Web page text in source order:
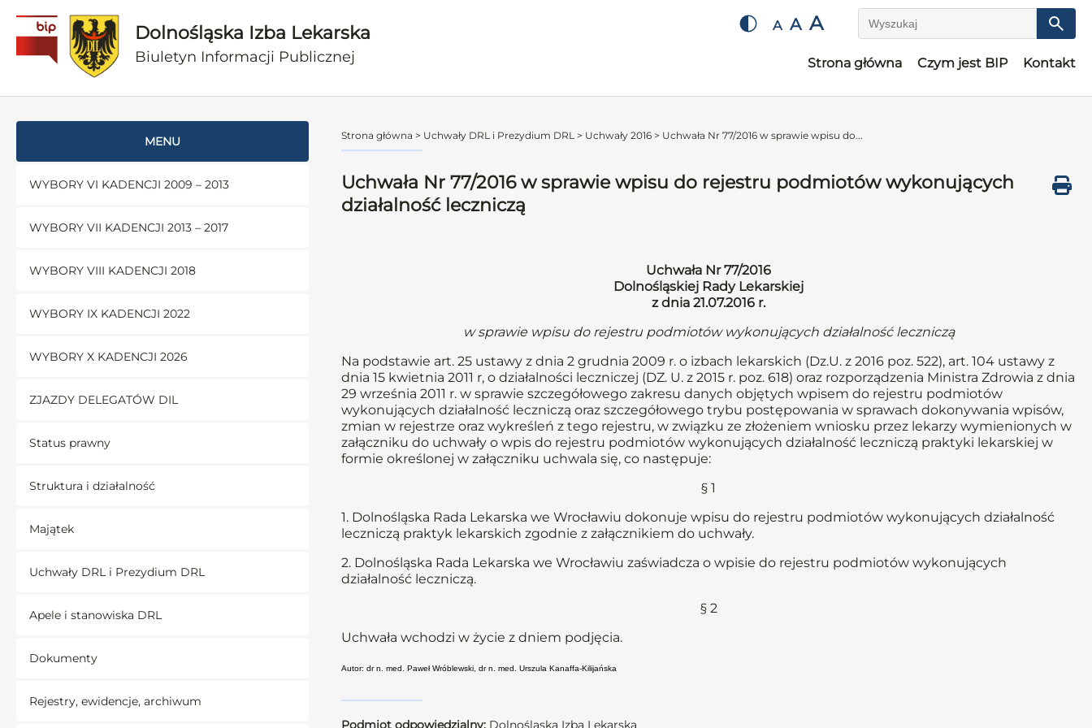
Dolnośląska Izba Lekarska
Biuletyn Informacji Publicznej
A A A Wyszukaj
Strona główna Czym jest BIP Kontakt
MENU
WYBORY VI KADENCJI 2009 – 2013
WYBORY VII KADENCJI 2013 – 2017
WYBORY VIII KADENCJI 2018
WYBORY IX KADENCJI 2022
WYBORY X KADENCJI 2026
ZJAZDY DELEGATÓW DIL
Status prawny
Struktura i działalność
Majątek
Uchwały DRL i Prezydium DRL
Apele i stanowiska DRL
Dokumenty
Rejestry, ewidencje, archiwum
Strona główna > Uchwały DRL i Prezydium DRL > Uchwały 2016 > Uchwała Nr 77/2016 w sprawie wpisu do...
Uchwała Nr 77/2016 w sprawie wpisu do rejestru podmiotów wykonujących
działalność leczniczą
Uchwała Nr 77/2016
Dolnośląskiej Rady Lekarskiej
z dnia 21.07.2016 r.
w sprawie wpisu do rejestru podmiotów wykonujących działalność leczniczą
Na podstawie art. 25 ustawy z dnia 2 grudnia 2009 r. o izbach lekarskich (Dz.U. z 2016 poz. 522), art. 104 ustawy z
dnia 15 kwietnia 2011 r, o działalności leczniczej (DZ. U. z 2015 r. poz. 618) oraz rozporządzenia Ministra Zdrowia z dnia
29 września 2011 r. w sprawie szczegółowego zakresu danych objętych wpisem do rejestru podmiotów
wykonujących działalność leczniczą oraz szczegółowego trybu postępowania w sprawach dokonywania wpisów,
zmian w rejestrze oraz wykreśleń z tego rejestru, w związku ze złożeniem wniosku przez lekarzy wymienionych w
załączniku do uchwały o wpis do rejestru podmiotów wykonujących działalność leczniczą praktyki lekarskiej w
formie określonej w załączniku uchwala się, co następuje:
§ 1
1. Dolnośląska Rada Lekarska we Wrocławiu dokonuje wpisu do rejestru podmiotów wykonujących działalność
leczniczą praktyk lekarskich zgodnie z załącznikiem do uchwały.
2. Dolnośląska Rada Lekarska we Wrocławiu zaświadcza o wpisie do rejestru podmiotów wykonujących
działalność leczniczą.
§ 2
Uchwała wchodzi w życie z dniem podjęcia.
Autor: dr n. med. Paweł Wróblewski, dr n. med. Urszula Kanaffa-Kilijańska
Podmiot odpowiedzialny: Dolnośląska Izba Lekarska